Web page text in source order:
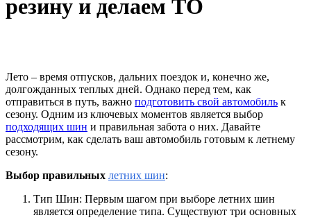
резину и делаем ТО
Лето – время отпусков, дальних поездок и, конечно же,
долгожданных теплых дней. Однако перед тем, как
отправиться в путь, важно подготовить свой автомобиль к
сезону. Одним из ключевых моментов является выбор
подходящих шин и правильная забота о них. Давайте
рассмотрим, как сделать ваш автомобиль готовым к летнему
сезону.
Выбор правильных летних шин:
Тип Шин: Первым шагом при выборе летних шин
является определение типа. Существуют три основных